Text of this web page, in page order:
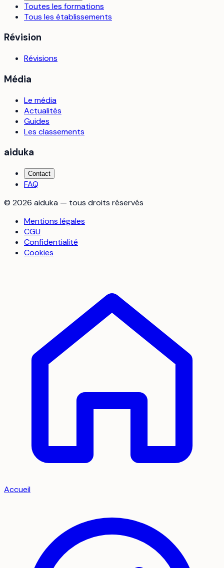
Toutes les formations
Tous les établissements
Révision
Révisions
Média
Le média
Actualités
Guides
Les classements
aiduka
Contact
FAQ
© 2026 aiduka — tous droits réservés
Mentions légales
CGU
Confidentialité
Cookies
Accueil